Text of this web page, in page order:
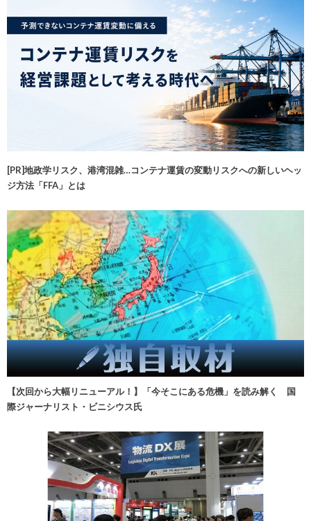
[PR]地政学リスク、港湾混雑…コンテナ運賃の変動リスクへの新しいヘッ
ジ方法「FFA」とは
【次回から大幅リニューアル！】「今そこにある危機」を読み解く 国
際ジャーナリスト・ビニシウス氏